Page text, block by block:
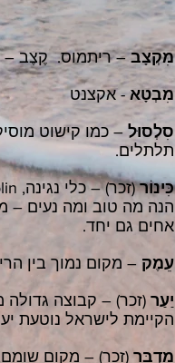
מִקְצָב– ריתמוס. קֶצֶב –
מִבְטָא- אקצנט
סִלְסוּל– כמו קישוט
תלתלים.
כִּינוֹר(זכר) – כלי נגינה, violin. רבים: כינורות.
הנה מה טוב ומה נעים –
אחים גם יחד.
עֵמֶק – מקום נמוך בין
יַעַר (זכר) – קבוצה גדולה
הקיימת לישראל נוטעת
מִדְבָּר